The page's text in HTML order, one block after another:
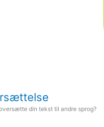
din tekst til andre sprog?